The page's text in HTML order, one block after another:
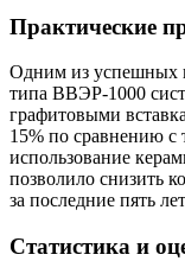
Практические
Одним из успешных
типа ВВЭР-1000
графитовыми
15% по сравнению
использование
позволило снизить
за последние пять
Статистика и